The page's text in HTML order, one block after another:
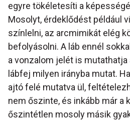
egyre tökéletesíti a
Mosolyt, érdeklődést például
színlelni, az arcmimikát elég
befolyásolni. A láb ennél
a vonzalom jelét is
lábfej milyen irányba mutat.
ajtó felé mutatva ül,
nem őszinte, és inkább már a
őszintétlen mosoly másik